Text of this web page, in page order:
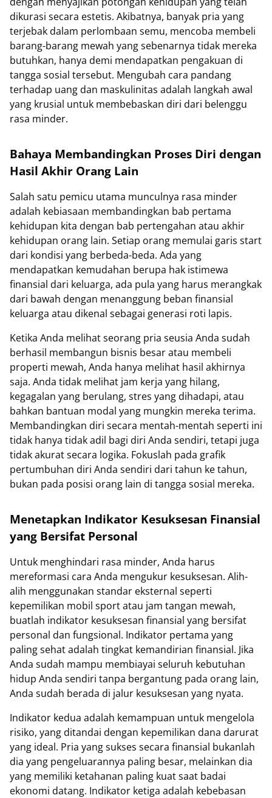
dikurasi secara estetis. Akibatnya, banyak pria yang
terjebak dalam perlombaan semu, mencoba membeli
barang-barang mewah yang sebenarnya tidak mereka
butuhkan, hanya demi mendapatkan pengakuan di
tangga sosial tersebut. Mengubah cara pandang
terhadap uang dan maskulinitas adalah langkah awal
yang krusial untuk membebaskan diri dari belenggu
rasa minder.
Bahaya Membandingkan Proses Diri dengan
Hasil Akhir Orang Lain
Salah satu pemicu utama munculnya rasa minder
adalah kebiasaan membandingkan bab pertama
kehidupan kita dengan bab pertengahan atau akhir
kehidupan orang lain. Setiap orang memulai garis start
dari kondisi yang berbeda-beda. Ada yang
mendapatkan kemudahan berupa hak istimewa
finansial dari keluarga, ada pula yang harus merangkak
dari bawah dengan menanggung beban finansial
keluarga atau dikenal sebagai generasi roti lapis.
Ketika Anda melihat seorang pria seusia Anda sudah
berhasil membangun bisnis besar atau membeli
properti mewah, Anda hanya melihat hasil akhirnya
saja. Anda tidak melihat jam kerja yang hilang,
kegagalan yang berulang, stres yang dihadapi, atau
bahkan bantuan modal yang mungkin mereka terima.
Membandingkan diri secara mentah-mentah seperti ini
tidak hanya tidak adil bagi diri Anda sendiri, tetapi juga
tidak akurat secara logika. Fokuslah pada grafik
pertumbuhan diri Anda sendiri dari tahun ke tahun,
bukan pada posisi orang lain di tangga sosial mereka.
Menetapkan Indikator Kesuksesan Finansial
yang Bersifat Personal
Untuk menghindari rasa minder, Anda harus
mereformasi cara Anda mengukur kesuksesan. Alih-
alih menggunakan standar eksternal seperti
kepemilikan mobil sport atau jam tangan mewah,
buatlah indikator kesuksesan finansial yang bersifat
personal dan fungsional. Indikator pertama yang
paling sehat adalah tingkat kemandirian finansial. Jika
Anda sudah mampu membiayai seluruh kebutuhan
hidup Anda sendiri tanpa bergantung pada orang lain,
Anda sudah berada di jalur kesuksesan yang nyata.
Indikator kedua adalah kemampuan untuk mengelola
risiko, yang ditandai dengan kepemilikan dana darurat
yang ideal. Pria yang sukses secara finansial bukanlah
dia yang pengeluarannya paling besar, melainkan dia
yang memiliki ketahanan paling kuat saat badai
ekonomi datang. Indikator ketiga adalah kebebasan